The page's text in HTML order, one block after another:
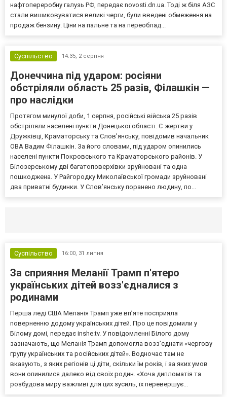
нафтопереробну галузь РФ, передає novosti.dn.ua. Тоді ж біля АЗС
стали вишиковуватися великі черги, були введені обмеження на
продаж бензину. Ціни на пальне та на переоблад...
Суспільство 14:35, 2 серпня
Донеччина під ударом: росіяни
обстріляли область 25 разів, Філашкін —
про наслідки
Протягом минулої доби, 1 серпня, російські війська 25 разів
обстріляли населені пункти Донецької області. Є жертви у
Дружківці, Краматорську та Слов’янську, повідомив начальник
ОВА Вадим Філашкін. За його словами, під ударом опинились
населені пункти Покровського та Краматорського районів. У
Білозерському дві багатоповерхівки зруйновані та одна
пошкоджена. У Райгородку Миколаївської громади зруйновані
два приватні будинки. У Слов’янську поранено людину, по...
Суспільство 16:00, 31 липня
За сприяння Меланії Трамп п'ятеро
українських дітей возз'єдналися з
родинами
Перша леді США Меланія Трамп уже впʼяте посприяла
поверненню додому українських дітей. Про це повідомили у
Білому домі, передає inshe.tv. У повідомленні Білого дому
зазначають, що Меланія Трамп допомогла возз’єднати «чергову
групу українських та російських дітей». Водночас там не
вказують, з яких регіонів ці діти, скільки їм років, і за яких умов
вони опинилися далеко від своїх родин. «Хоча дипломатія та
розбудова миру важливі для цих зусиль, їх перевершує...